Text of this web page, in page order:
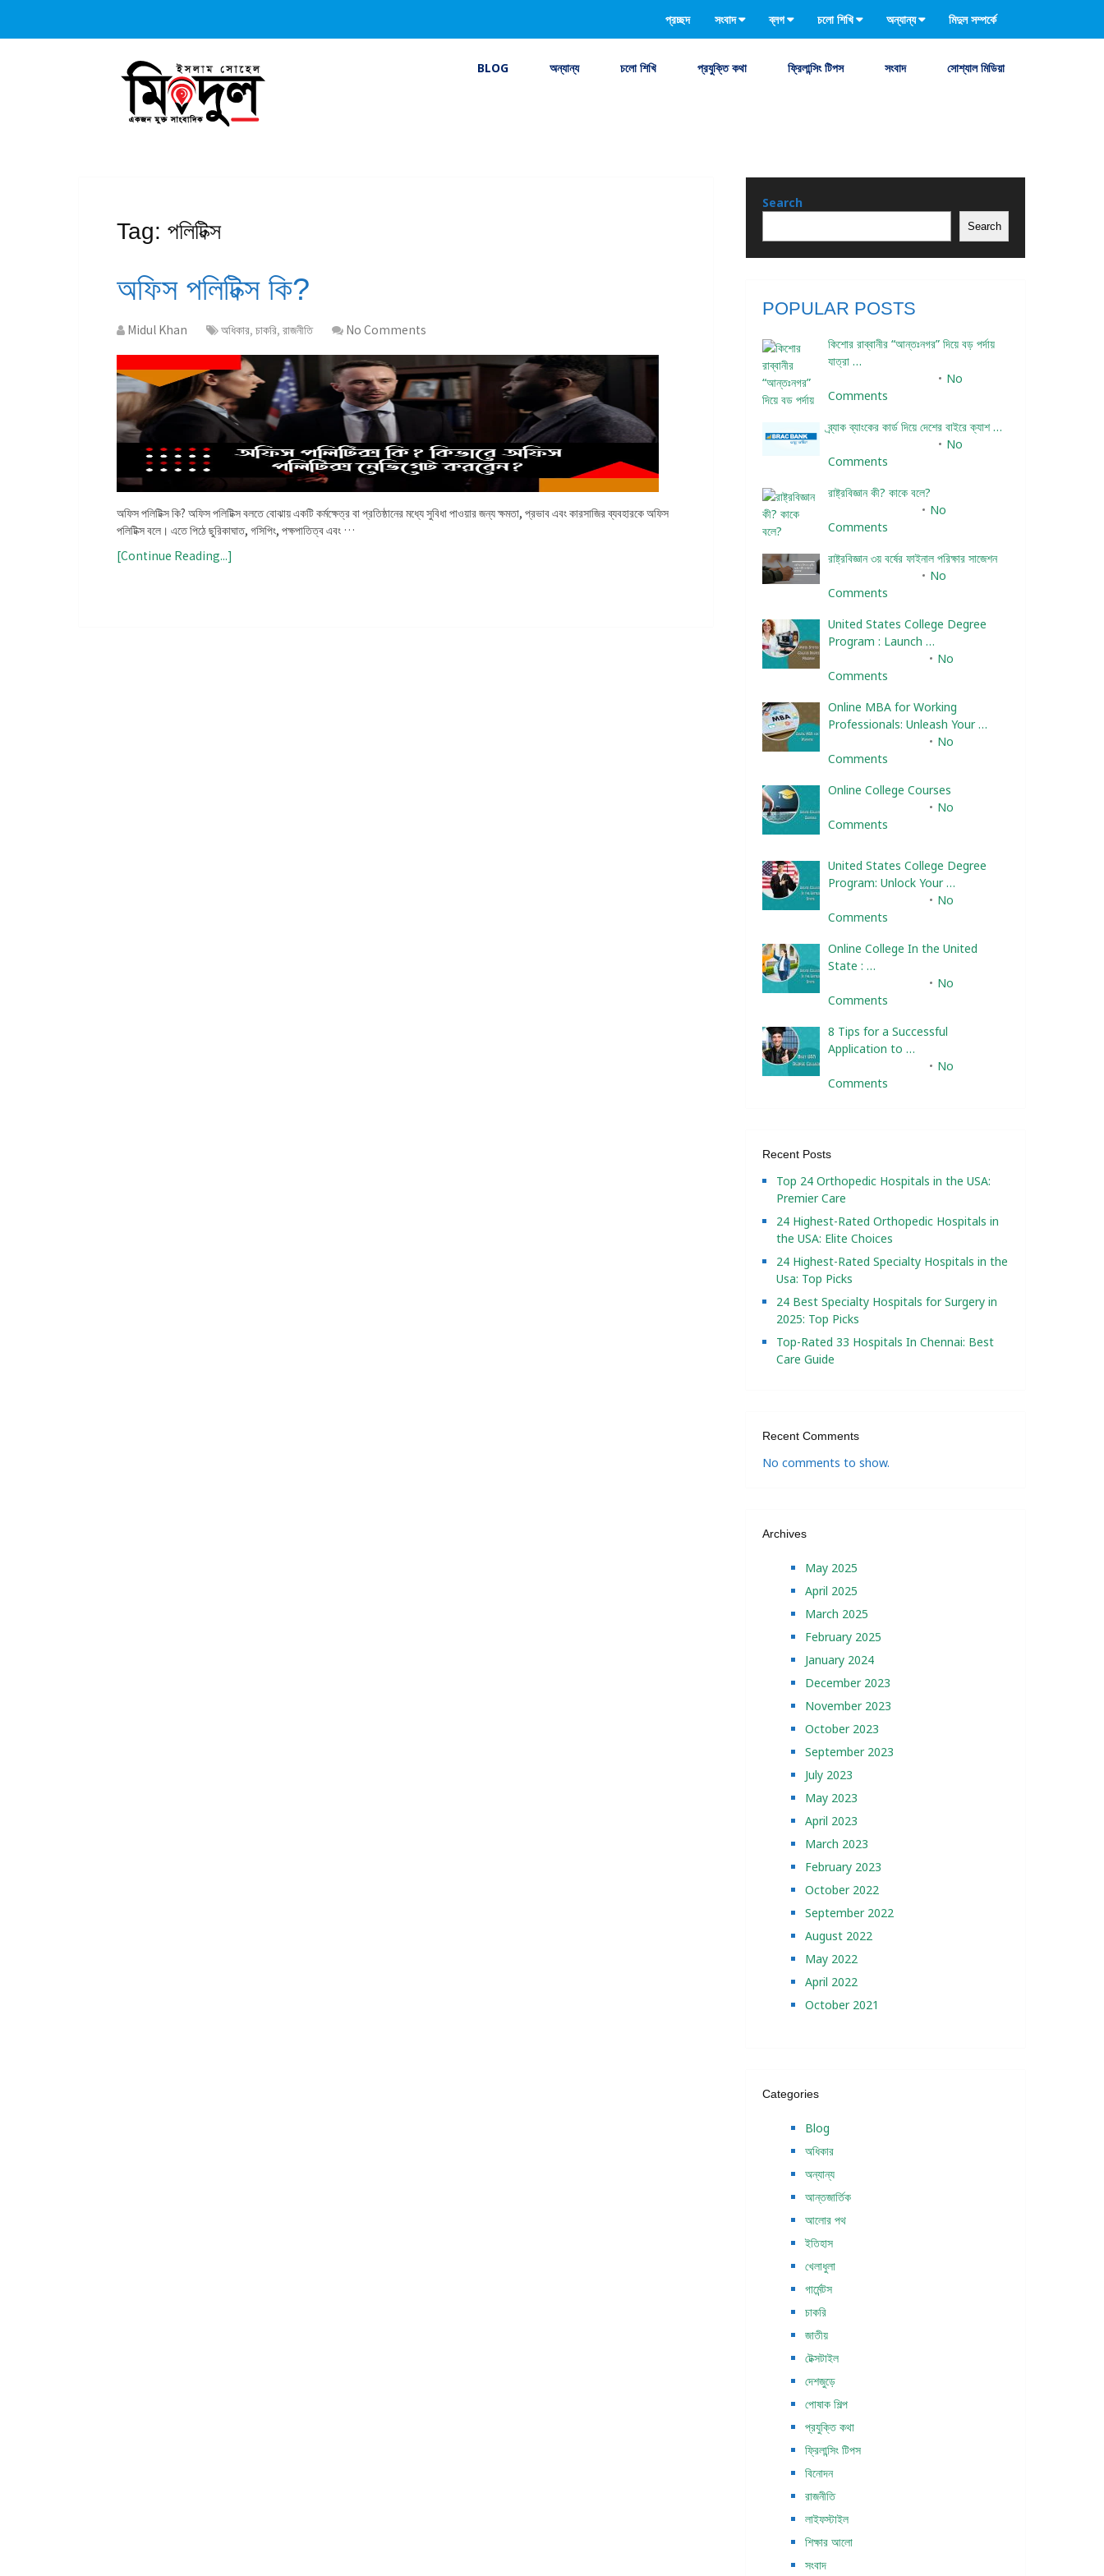
প্রচ্ছদ সংবাদ ব্লগ চলো শিখি অন্যান্য মিদুল সম্পর্কে
BLOG অন্যান্য চলো শিখি প্রযুক্তি কথা ফ্রিলান্সিং টিপস সংবাদ সোশ্যাল মিডিয়া
Tag: পলিটিক্স
অফিস পলিটিক্স কি?
Midul Khan অধিকার, চাকরি, রাজনীতি No Comments
অফিস পলিটিক্স কি? অফিস পলিটিক্স বলতে বোঝায় একটি কর্মক্ষেত্র বা প্রতিষ্ঠানের মধ্যে সুবিধা পাওয়ার জন্য ক্ষমতা, প্রভাব এবং কারসাজির ব্যবহারকে অফিস
পলিটিক্স বলে। এতে পিঠে ছুরিকাঘাত, গসিপিং, পক্ষপাতিত্ব এবং …
[Continue Reading...]
Search
Search
POPULAR POSTS
কিশোর রাব্বানীর “আন্তঃনগর” দিয়ে বড় পর্দায়
যাত্রা …
No
Comments
ব্র্যাক ব্যাংকের কার্ড দিয়ে দেশের বাইরে ক্যাশ …
No
Comments
রাষ্ট্রবিজ্ঞান কী? কাকে বলে?
No
Comments
রাষ্ট্রবিজ্ঞান ৩য় বর্ষের ফাইনাল পরিক্ষার সাজেশন
No
Comments
United States College Degree
Program : Launch …
No
Comments
Online MBA for Working
Professionals: Unleash Your …
No
Comments
Online College Courses
No
Comments
United States College Degree
Program: Unlock Your …
No
Comments
Online College In the United
State : …
No
Comments
8 Tips for a Successful
Application to …
No
Comments
Recent Posts
Top 24 Orthopedic Hospitals in the USA:
Premier Care
24 Highest-Rated Orthopedic Hospitals in
the USA: Elite Choices
24 Highest-Rated Specialty Hospitals in the
Usa: Top Picks
24 Best Specialty Hospitals for Surgery in
2025: Top Picks
Top-Rated 33 Hospitals In Chennai: Best
Care Guide
Recent Comments
No comments to show.
Archives
May 2025
April 2025
March 2025
February 2025
January 2024
December 2023
November 2023
October 2023
September 2023
July 2023
May 2023
April 2023
March 2023
February 2023
October 2022
September 2022
August 2022
May 2022
April 2022
October 2021
Categories
Blog
অধিকার
অন্যান্য
আন্তজার্তিক
আলোর পথ
ইতিহাস
খেলাধুলা
গার্মেন্টস
চাকরি
জাতীয়
টেক্সটাইল
দেশজুড়ে
পোষাক শিল্প
প্রযুক্তি কথা
ফ্রিলান্সিং টিপস
বিনোদন
রাজনীতি
লাইফস্টাইল
শিক্ষার আলো
সংবাদ